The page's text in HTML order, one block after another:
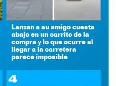
Lanzan a su amigo cuesta
abajo en un carrito de la
compra y lo que ocurre al
llegar a la carretera
parece imposible
4